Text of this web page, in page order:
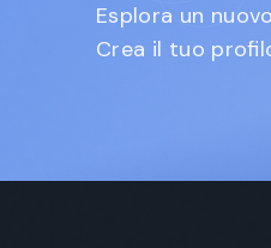
Esplora un
Crea il tuo